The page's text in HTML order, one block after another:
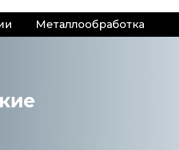
Металлообработка